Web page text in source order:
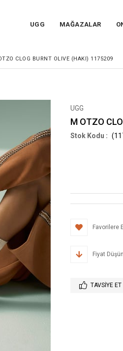
UGG MAĞAZALAR
CLOG BURNT OLIVE (HAKI) 1175209
UGG
M OTZO
Favorilere
Fiyat
TAVSIYE ET